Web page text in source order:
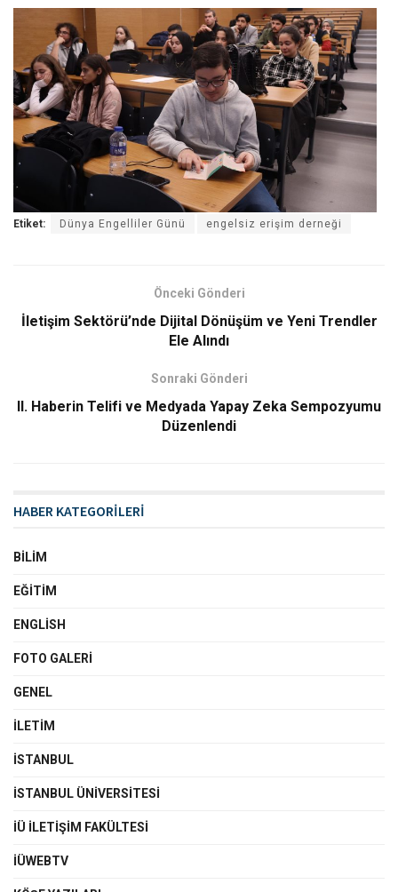
Etiket: Dünya Engelliler Günü engelsiz erişim derneği
Önceki Gönderi
İletişim Sektörü’nde Dijital Dönüşüm ve Yeni Trendler
Ele Alındı
Sonraki Gönderi
II. Haberin Telifi ve Medyada Yapay Zeka Sempozyumu
Düzenlendi
HABER KATEGORİLERİ
BILIM
EĞITIM
ENGLISH
FOTO GALERI
GENEL
İLETIM
İSTANBUL
İSTANBUL ÜNIVERSITESI
İÜ İLETIŞIM FAKÜLTESI
İÜWEBTV